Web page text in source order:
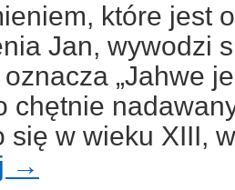
które jest
Jan, wywodzi
„Jahwe
chętnie
się w wieku XIII,
→